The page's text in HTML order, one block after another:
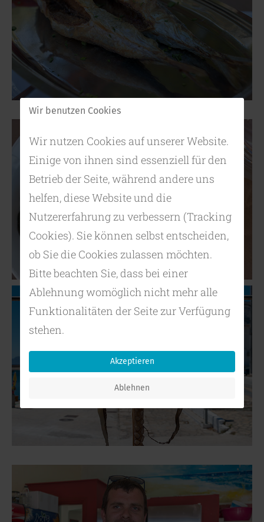
Wir benutzen Cookies
Wir nutzen Cookies auf unserer Website.
Einige von ihnen sind essenziell für den
Betrieb der Seite, während andere uns
helfen, diese Website und die
Nutzererfahrung zu verbessern (Tracking
Cookies). Sie können selbst entscheiden,
ob Sie die Cookies zulassen möchten.
Bitte beachten Sie, dass bei einer
Ablehnung womöglich nicht mehr alle
Funktionalitäten der Seite zur Verfügung
stehen.
Akzeptieren
Ablehnen